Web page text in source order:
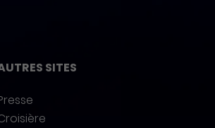
SITES